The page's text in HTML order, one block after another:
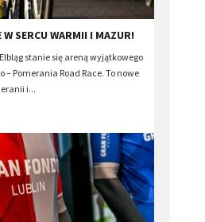
W SERCU WARMII I MAZUR!
stanie się areną wyjątkowego
Pomerania Road Race. To nowe
i...